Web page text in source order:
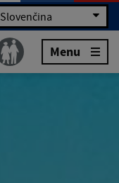
Slovenčina
Menu